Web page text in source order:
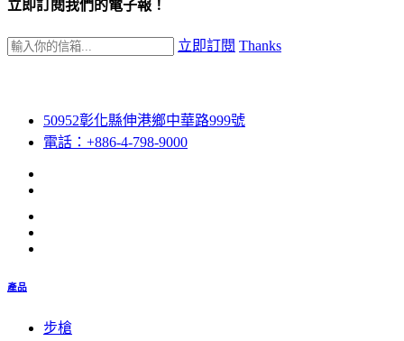
立即訂閱我們的電子報！
立即訂閱 Thanks
50952彰化縣伸港鄉中華路999號
電話：+886-4-798-9000
產品
步槍